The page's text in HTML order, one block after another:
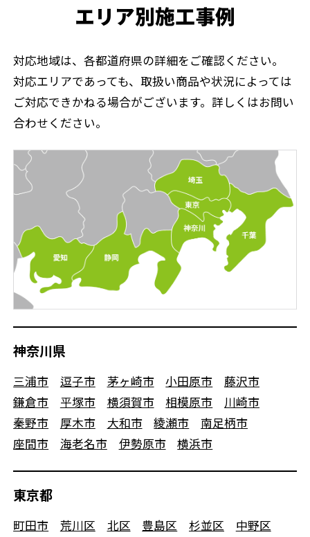
エリア別施工事例
対応地域は、各都道府県の詳細をご確認ください。
対応エリアであっても、取扱い商品や状況によっては
ご対応できかねる場合がございます。詳しくはお問い
合わせください。
神奈川県
三浦市 逗子市 茅ヶ崎市 小田原市
藤沢市
鎌倉市
平塚市 横須賀市 相模原市
川崎市
秦野市
厚木市 大和市 綾瀬市
南足柄市
座間市
海老名市 伊勢原市 横浜市
東京都
町田市 荒川区 北区 豊島区 杉並区
中野区